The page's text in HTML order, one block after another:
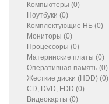
Компьютеры (0)
Ноутбуки (0)
Комплектующие НБ (0)
Мониторы (0)
Процессоры (0)
Материнские платы (0)
Оперативная память (0)
Жесткие диски (HDD) (0)
CD, DVD, FDD (0)
Видеокарты (0)